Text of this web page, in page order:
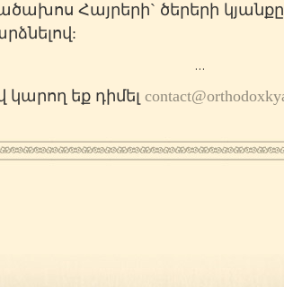
Հայրերի` ծերերի
…
եք դիմել